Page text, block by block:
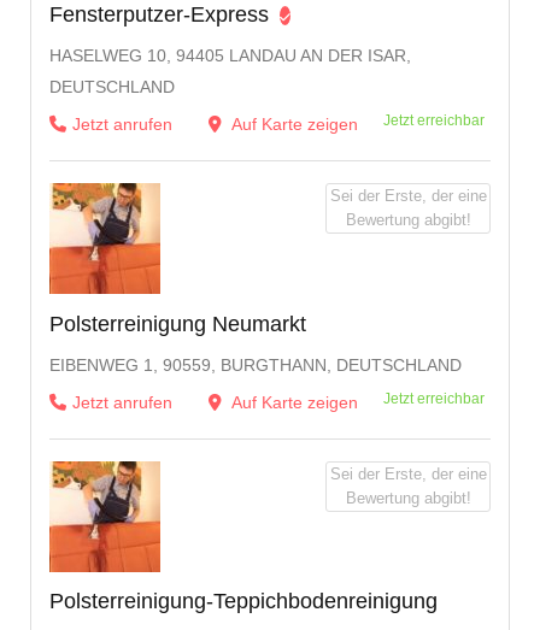
Fensterputzer-Express
HASELWEG 10, 94405 LANDAU AN DER ISAR,
DEUTSCHLAND
Jetzt anrufen
Auf Karte zeigen Jetzt erreichbar
Polsterreinigung Neumarkt
EIBENWEG 1, 90559, BURGTHANN, DEUTSCHLAND
Jetzt anrufen
Auf Karte zeigen Jetzt erreichbar
Sei der Erste, der eine
Bewertung abgibt!
Polsterreinigung-Teppichbodenreinigung
Sei der Erste, der eine
Bewertung abgibt!